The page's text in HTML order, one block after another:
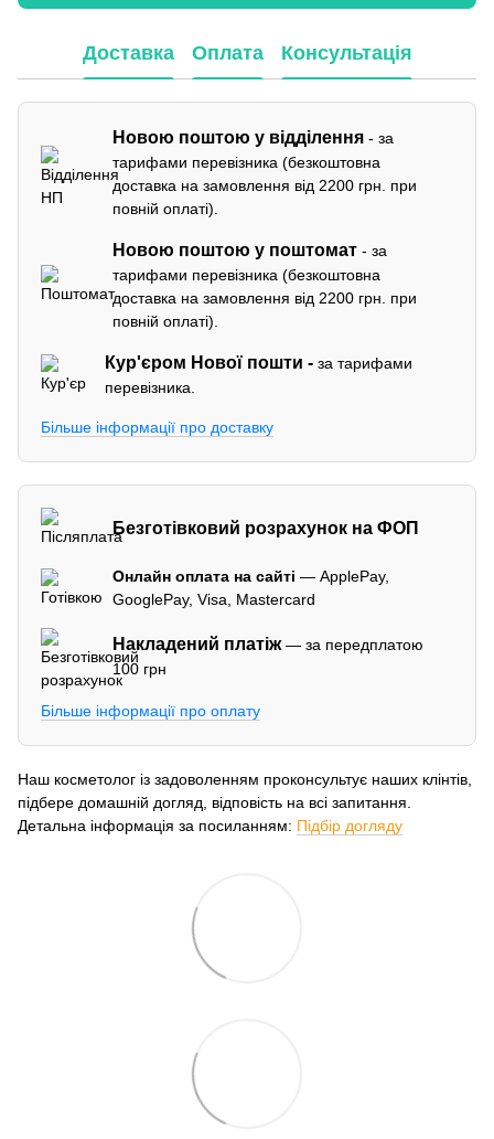
Доставка Оплата Консультація
Новою поштою у відділення - за
тарифами перевізника (безкоштовна
доставка на замовлення від 2200 грн. при
повній оплаті).
Новою поштою у поштомат - за
тарифами перевізника (безкоштовна
доставка на замовлення від 2200 грн. при
повній оплаті).
Кур'єром Нової пошти -за тарифами
перевізника.
Більше інформації про доставку
Безготівковий розрахунок на ФОП
Онлайн оплата на сайті — ApplePay,
GooglePay, Visa, Mastercard
Накладений платіж— за передплатою
100 грн
Більше інформації про оплату
Наш косметолог із задоволенням проконсультує наших клінтів,
підбере домашній догляд, відповість на всі запитання.
Детальна інформація за посиланням: Підбір догляду